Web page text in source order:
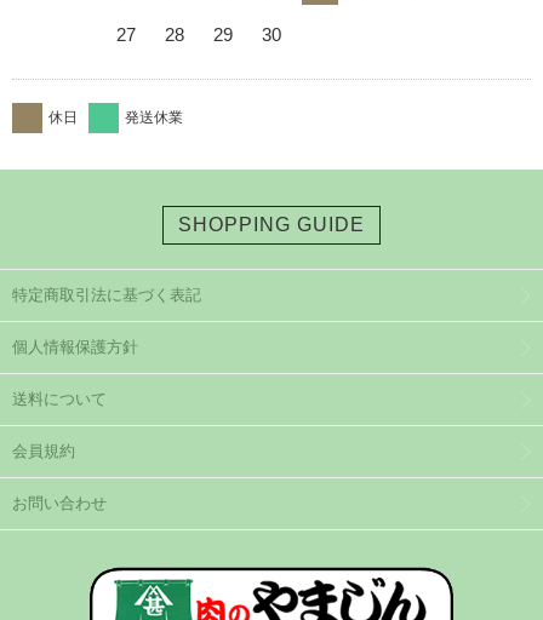
27 28 29 30
休日 発送休業
SHOPPING GUIDE
特定商取引法に基づく表記
個人情報保護方針
送料について
会員規約
お問い合わせ